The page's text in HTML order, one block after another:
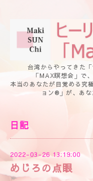
台湾からやってきた
「MAX瞑想会」で
本当のあなたが目覚める究
ョン®」が、あ
日記
2022-03-26 13:19:00
めじろの点眼